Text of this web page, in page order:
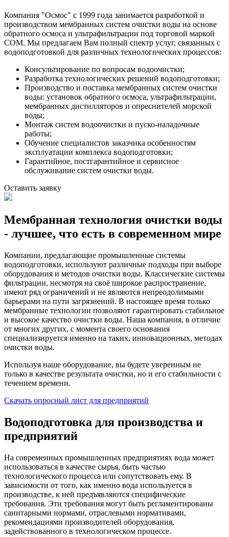
Компания "Осмос" с 1999 года занимается разработкой и
производством мембранных систем очистки воды на основе
обратного осмоса и ультрафильтрации под торговой маркой
СОМ. Мы предлагаем Вам полный спектр услуг, связанных с
водоподготовкой для различных технологических процессов:
Консультирование по вопросам водоочистки;
Разработка технологических решений водоподготовки;
Производство и поставка мембранных систем очистки
воды: установок обратного осмоса, ультрафильтрации,
мембранных дистилляторов и опреснителей морской
воды;
Монтаж систем водоочистки и пуско-наладочные
работы;
Обучение специалистов заказчика особенностям
эксплуатации комплекса водоподготовки;
Гарантийное, постгарантийное и сервисное
обслуживание систем очистки воды.
Оставить заявку
Мембранная технология очистки воды
- лучшее, что есть в современном мире
Компании, предлагающие промышленные системы
водоподготовки, используют различные подходы при выборе
оборудования и методов очистки воды. Классические системы
фильтрации, несмотря на своё широкое распространение,
имеют ряд ограничений и не являются непреодолимыми
барьерами на пути загрязнений. В настоящее время только
мембранные технологии позволяют гарантировать стабильное
и высокое качество очистки воды. Наша компания, в отличие
от многих других, с момента своего основания
специализируется именно на таких, инновационных, методах
очистки воды.
Используя наше оборудование, вы будете уверенным не
только в качестве результата очистки, но и его стабильности с
течением времени.
Скачать опросный лист для предприятий
Водоподготовка для производства и
предприятий
На современных промышленных предприятиях вода может
использоваться в качестве сырья, быть частью
технологического процесса или сопутствовать ему. В
зависимости от того, как именно вода используется в
производстве, к ней предъявляются специфические
требования. Эти требования могут быть регламентированы
санитарными нормами, отраслевыми нормативами,
рекомендациями производителей оборудования,
задействованного в технологическом процессе.